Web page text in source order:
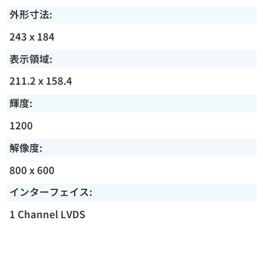
外形寸法:
243 x 184
表示領域:
211.2 x 158.4
輝度:
1200
解像度:
800 x 600
インターフェイス:
1 Channel LVDS